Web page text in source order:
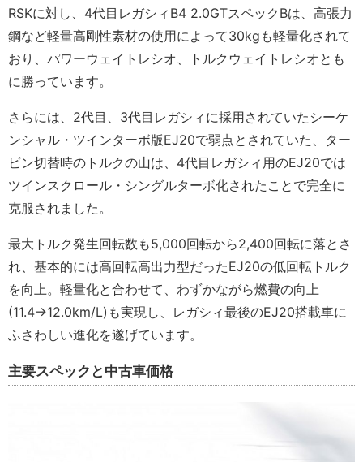
RSKに対し、4代目レガシィB4 2.0GTスペックBは、高張力
鋼など軽量高剛性素材の使用によって30kgも軽量化されて
おり、パワーウェイトレシオ、トルクウェイトレシオとも
に勝っています。
さらには、2代目、3代目レガシィに採用されていたシーケ
ンシャル・ツインターボ版EJ20で弱点とされていた、ター
ビン切替時のトルクの山は、4代目レガシィ用のEJ20では
ツインスクロール・シングルターボ化されたことで完全に
克服されました。
最大トルク発生回転数も5,000回転から2,400回転に落とさ
れ、基本的には高回転高出力型だったEJ20の低回転トルク
を向上。軽量化と合わせて、わずかながら燃費の向上
(11.4→12.0km/L)も実現し、レガシィ最後のEJ20搭載車に
ふさわしい進化を遂げています。
主要スペックと中古車価格